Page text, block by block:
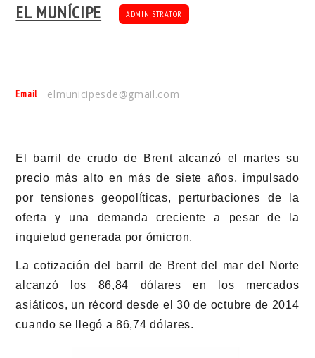
EL MUNÍCIPE ADMINISTRATOR
Email elmunicipesde@gmail.com
El barril de crudo de Brent alcanzó el martes su
precio más alto en más de siete años, impulsado
por tensiones geopolíticas, perturbaciones de la
oferta y una demanda creciente a pesar de la
inquietud generada por ómicron.
La cotización del barril de Brent del mar del Norte
alcanzó los 86,84 dólares en los mercados
asiáticos, un récord desde el 30 de octubre de 2014
cuando se llegó a 86,74 dólares.